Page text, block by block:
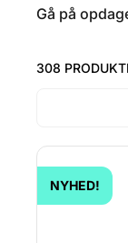
Gå på
308
NYHED!